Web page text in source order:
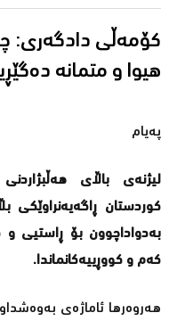
کۆمەڵی دادگەری:
هیوا و متمانە
پەیام
کوردستان ڕاگەیەنراوێکی
بەدواداچوون بۆ ڕاستیی و
كەم و كووڕییەكانماندا.
هەروەرها ئاماژەى